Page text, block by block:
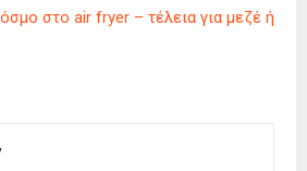
στο air fryer – τέλεια για μεζέ ή